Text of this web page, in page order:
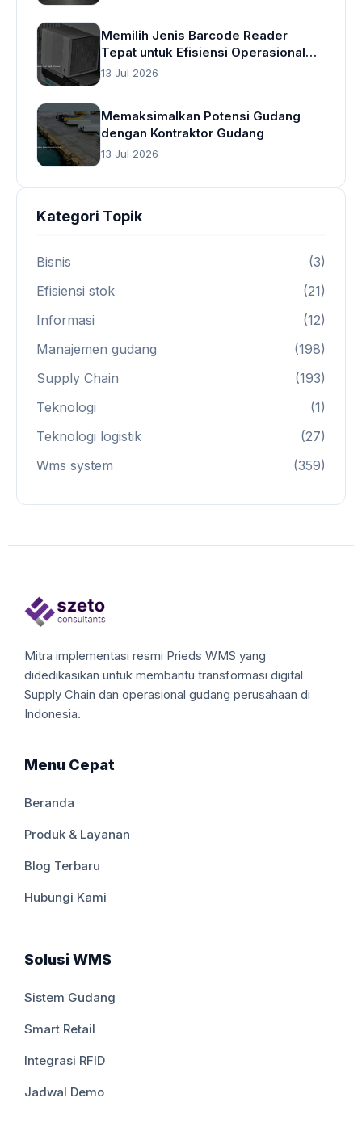
Memilih Jenis Barcode Reader
Tepat untuk Efisiensi Operasional
Gudang
13 Jul 2026
Memaksimalkan Potensi Gudang
dengan Kontraktor Gudang
13 Jul 2026
Kategori Topik
Bisnis
(3)
Efisiensi stok
(21)
Informasi
(12)
Manajemen gudang
(198)
Supply Chain
(193)
Teknologi
(1)
Teknologi logistik
(27)
Wms system
(359)
Mitra implementasi resmi Prieds WMS yang
didedikasikan untuk membantu transformasi digital
Supply Chain dan operasional gudang perusahaan di
Indonesia.
Menu Cepat
Beranda
Produk & Layanan
Blog Terbaru
Hubungi Kami
Solusi WMS
Sistem Gudang
Smart Retail
Integrasi RFID
Jadwal Demo